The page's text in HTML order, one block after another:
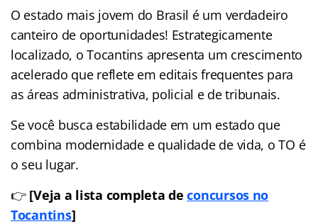
O estado mais jovem do Brasil é um verdadeiro
canteiro de oportunidades! Estrategicamente
localizado, o Tocantins apresenta um crescimento
acelerado que reflete em editais frequentes para
as áreas administrativa, policial e de tribunais.
Se você busca estabilidade em um estado que
combina modernidade e qualidade de vida, o TO é
o seu lugar.
👉 [Veja a lista completa deconcursos no
Tocantins]